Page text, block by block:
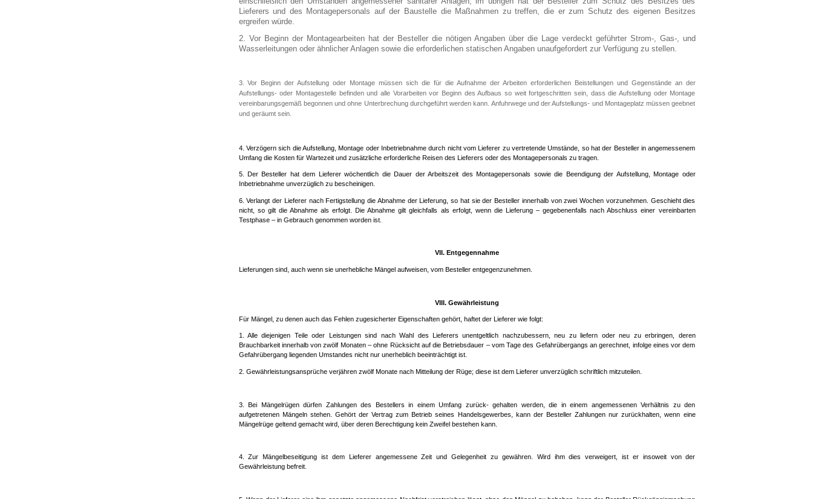
Lieferers und des Montagepersonals auf der Baustelle die Maßnahmen zu treffen, die er zum Schutz des eigenen Besitzes
ergreifen würde.
2. Vor Beginn der Montagearbeiten hat der Besteller die nötigen Angaben über die Lage verdeckt geführter Strom-, Gas-, und
Wasserleitungen oder ähnlicher Anlagen sowie die erforderlichen statischen Angaben unaufgefordert zur Verfügung zu stellen.
3. Vor Beginn der Aufstellung oder Montage müssen sich die für die Aufnahme der Arbeiten erforderlichen Beistellungen und Gegenstände an der
Aufstellungs- oder Montagestelle befinden und alle Vorarbeiten vor Beginn des Aufbaus so weit fortgeschritten sein, dass die Aufstellung oder Montage
vereinbarungsgemäß begonnen und ohne Unterbrechung durchgeführt werden kann. Anfuhrwege und der Aufstellungs- und Montageplatz müssen geebnet
und geräumt sein.
4. Verzögern sich die Aufstellung, Montage oder Inbetriebnahme durch nicht vom Lieferer zu vertretende Umstände, so hat der Besteller in angemessenem
Umfang die Kosten für Wartezeit und zusätzliche erforderliche Reisen des Lieferers oder des Montagepersonals zu tragen.
5. Der Besteller hat dem Lieferer wöchentlich die Dauer der Arbeitszeit des Montagepersonals sowie die Beendigung der Aufstellung, Montage oder
Inbetriebnahme unverzüglich zu bescheinigen.
6. Verlangt der Lieferer nach Fertigstellung die Abnahme der Lieferung, so hat sie der Besteller innerhalb von zwei Wochen vorzunehmen. Geschieht dies
nicht, so gilt die Abnahme als erfolgt. Die Abnahme gilt gleichfalls als erfolgt, wenn die Lieferung – gegebenenfalls nach Abschluss einer vereinbarten
Testphase – in Gebrauch genommen worden ist.
VII. Entgegennahme
Lieferungen sind, auch wenn sie unerhebliche Mängel aufweisen, vom Besteller entgegenzunehmen.
VIII. Gewährleistung
Für Mängel, zu denen auch das Fehlen zugesicherter Eigenschaften gehört, haftet der Lieferer wie folgt:
1. Alle diejenigen Teile oder Leistungen sind nach Wahl des Lieferers unentgeltlich nachzubessern, neu zu liefern oder neu zu erbringen, deren
Brauchbarkeit innerhalb von zwölf Monaten – ohne Rücksicht auf die Betriebsdauer – vom Tage des Gefahrübergangs an gerechnet, infolge eines vor dem
Gefahrübergang liegenden Umstandes nicht nur unerheblich beeinträchtigt ist.
2. Gewährleistungsansprüche verjähren zwölf Monate nach Mitteilung der Rüge; diese ist dem Lieferer unverzüglich schriftlich mitzuteilen.
3. Bei Mängelrügen dürfen Zahlungen des Bestellers in einem Umfang zurück- gehalten werden, die in einem angemessenen Verhältnis zu den
aufgetretenen Mängeln stehen. Gehört der Vertrag zum Betrieb seines Handelsgewerbes, kann der Besteller Zahlungen nur zurückhalten, wenn eine
Mängelrüge geltend gemacht wird, über deren Berechtigung kein Zweifel bestehen kann.
4. Zur Mängelbeseitigung ist dem Lieferer angemessene Zeit und Gelegenheit zu gewähren. Wird ihm dies verweigert, ist er insoweit von der
Gewährleistung befreit.